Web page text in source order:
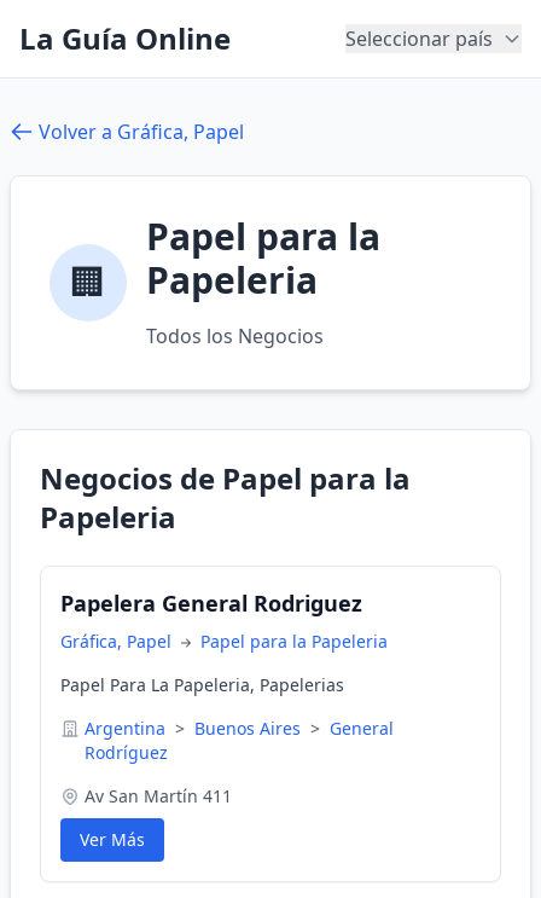
La Guía Online Seleccionar país
Volver a Gráfica, Papel
🏢
Papel para la
Papeleria
Todos los Negocios
Negocios de Papel para la
Papeleria
Papelera General Rodriguez
Gráfica, Papel
Papel para la Papeleria
Papel Para La Papeleria, Papelerias
Argentina > Buenos Aires > General
Rodríguez
Av San Martín 411
Ver Más